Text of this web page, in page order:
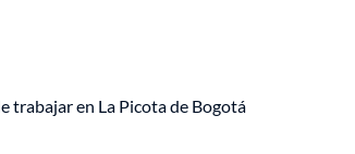
trabajar en La Picota de Bogotá